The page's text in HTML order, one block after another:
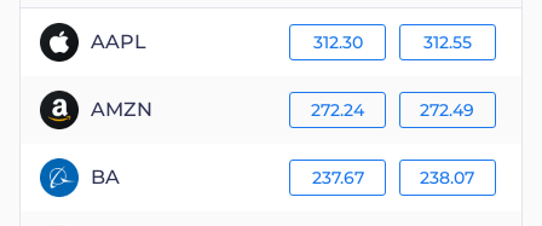
AAPL 312.30 312.55
AMZN 272.24 272.49
BA 237.67 238.07